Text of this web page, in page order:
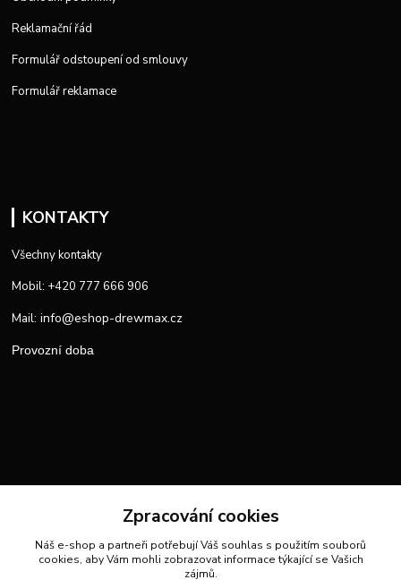
Reklamační řád
Formulář odstoupení od smlouvy
Formulář reklamace
KONTAKTY
Všechny kontakty
Mobil: +420 777 666 906
Mail: info@eshop-drewmax.cz
Provozní doba
Zpracování cookies
Náš e-shop a partneři potřebují Váš souhlas s použitím souborů
cookies, aby Vám mohli zobrazovat informace týkající se Vašich
zájmů.